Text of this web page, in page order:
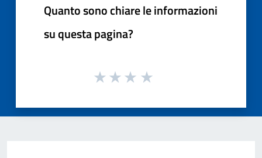
Quanto sono chiare le informazioni
su questa pagina?